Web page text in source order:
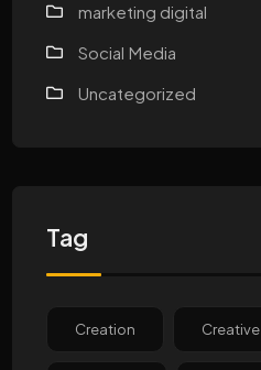
marketing digital
Social Media
Uncategorized
Tag
Creation Creative